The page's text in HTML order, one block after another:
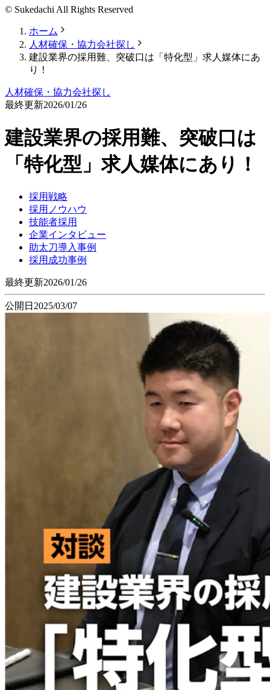
© Sukedachi All Rights Reserved
ホーム
人材確保・協力会社探し
建設業界の採用難、突破口は「特化型」求人媒体にあ
り！
人材確保・協力会社探し
最終更新2026/01/26
建設業界の採用難、突破口は
「特化型」求人媒体にあり！
採用戦略
採用ノウハウ
技能者採用
企業インタビュー
助太刀導入事例
採用成功事例
最終更新2026/01/26
公開日 2025/03/07